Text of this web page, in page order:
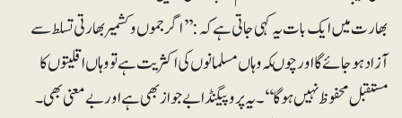
بھارت میں ایک بات یہ کہی جاتی ہے کہ: ’’اگر جموں وکشمیر بھارتی تسلط سے
آزاد ہو جائے گا اور چوںکہ وہاں مسلمانوں کی اکثریت ہے تو وہاں اقلیتوں کا
مستقبل محفوظ نہیں ہوگا‘‘۔ یہ پروپیگنڈا بے جواز بھی ہے اور بے معنی بھی۔